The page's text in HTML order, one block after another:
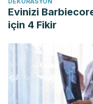
Evinizi
için 4 Fikir